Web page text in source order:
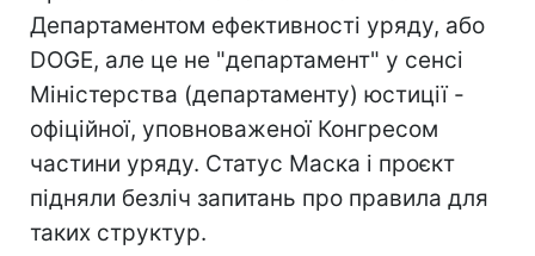
Департаментом ефективності уряду, або
DOGE, але це не "департамент" у сенсі
Міністерства (департаменту) юстиції -
офіційної, уповноваженої Конгресом
частини уряду. Статус Маска і проєкт
підняли безліч запитань про правила для
таких структур.